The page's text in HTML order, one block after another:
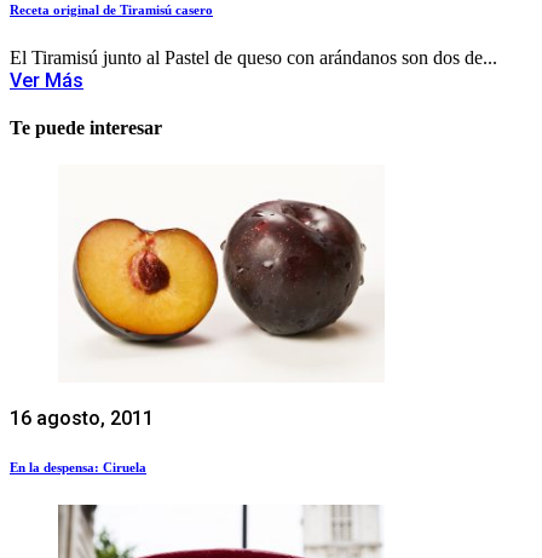
Receta original de Tiramisú casero
El Tiramisú junto al Pastel de queso con arándanos son dos de...
Ver Más
Te puede interesar
16 agosto, 2011
En la despensa: Ciruela